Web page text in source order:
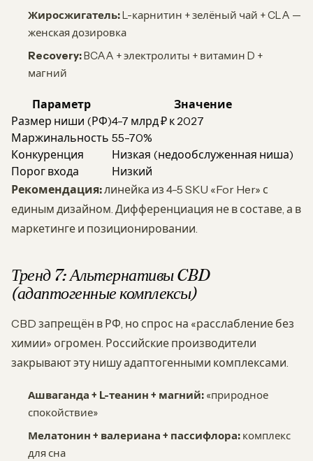
Жиросжигатель:L-карнитин + зелёный чай + CLA —
женская дозировка
Recovery:BCAA + электролиты + витамин D +
магний
Параметр
Значение
Размер ниши (РФ)4-7 млрд ₽ к 2027
Маржинальность 55-70%
Конкуренция
Низкая (недообслуженная ниша)
Порог входа
Низкий
Рекомендация:линейка из 4-5 SKU «For Her» с
единым дизайном. Дифференциация не в составе, а в
маркетинге и позиционировании.
Тренд 7: Альтернативы CBD
(адаптогенные комплексы)
CBD запрещён в РФ, но спрос на «расслабление без
химии» огромен. Российские производители
закрывают эту нишу адаптогенными комплексами.
Ашваганда + L-теанин + магний: «природное
спокойствие»
Мелатонин + валериана + пассифлора: комплекс
для сна